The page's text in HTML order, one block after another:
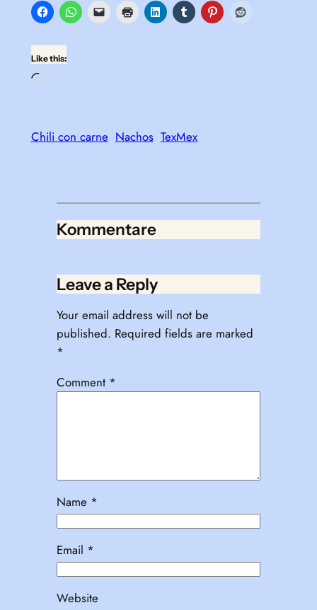
Like this:
Loading…
Chili con carne Nachos TexMex
Kommentare
Leave a Reply
Your email address will not be
published. Required fields are marked
*
Comment *
Name *
Email *
Website